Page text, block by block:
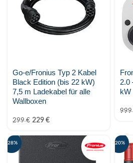
Metron
Midea
Phonenix Contact
PV-24.at
Raycap
Go-e/Fronius Typ 2 Kabel
Black Edition (bis 22 kW)
7,5 m Ladekabel für alle
Wallboxen
299€ 229 €
2.0
kW
999
-28% -20%